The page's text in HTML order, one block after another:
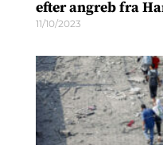
efter angreb fra
11/10/2023